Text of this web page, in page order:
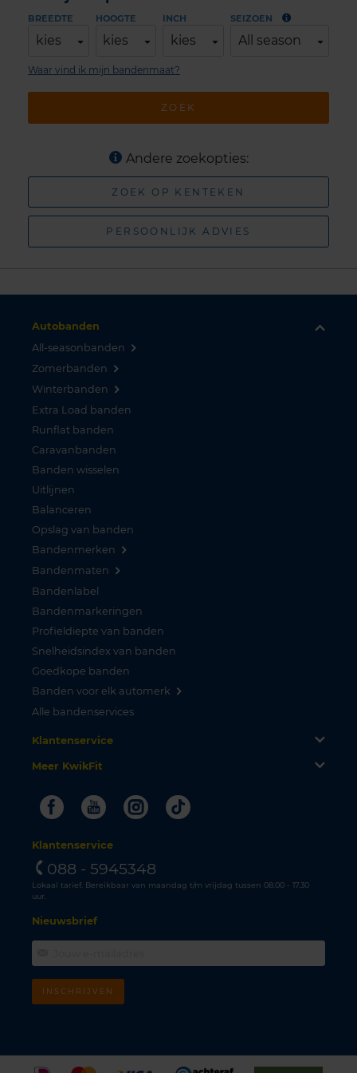
BREEDTE
kies
HOOGTE
kies
INCH
kies
SEIZOEN
All season
ZOEK
Waar vind ik mijn bandenmaat?
Andere zoekopties:
ZOEK OP KENTEKEN
PERSOONLIJK ADVIES
Autobanden
All-seasonbanden
Zomerbanden
Winterbanden
Extra Load banden
Runflat banden
Caravanbanden
Banden wisselen
Uitlijnen
Balanceren
Opslag van banden
Bandenmerken
Bandenmaten
Bandenlabel
Bandenmarkeringen
Profieldiepte van banden
Snelheidsindex van banden
Goedkope banden
Banden voor elk automerk
Alle bandenservices
Klantenservice
Meer KwikFit
FacebookYoutubeInstagram
Tiktok
Klantenservice
088 - 5945348
Lokaal tarief. Bereikbaar van maandag t/m vrijdag tussen 08.00 - 17.30
uur.
Nieuwsbrief
INSCHRIJVEN